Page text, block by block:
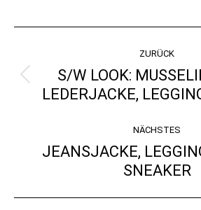
ZURÜCK
Beitrag:
S/W LOOK:
LEDERJACKE,
NÄCHSTES
Nächster
Beitrag:
JEANSJACKE,
SNEAKER